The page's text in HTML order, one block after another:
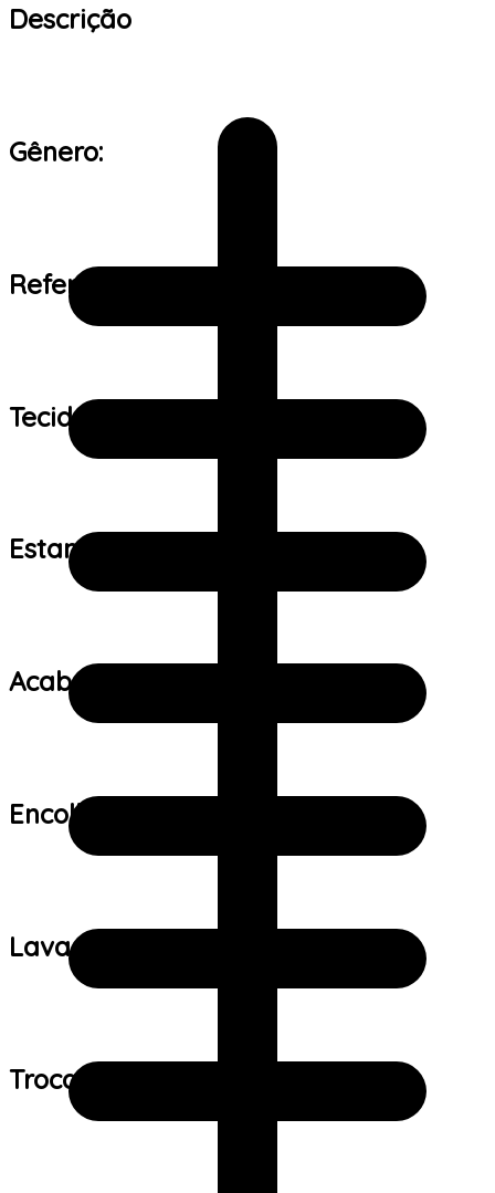
Descrição
Gênero:
Referência de tamanho:
Tecido:
Estampa:
Acabamento:
Encolhimento:
Lavagem:
Trocas e devoluções: